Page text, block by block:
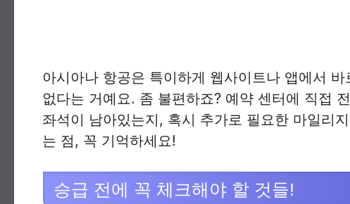
아시아나 항공은 특이하게 웹사이트나 앱에서
없다는 거예요. 좀 불편하죠? 예약 센터에 직접
좌석이 남아있는지, 혹시 추가로 필요한 마일리
는 점, 꼭 기억하세요!
승급 전에 꼭 체크해야 할 것들!